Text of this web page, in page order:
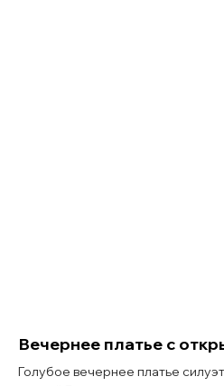
Вечернее платье с
Голубое вечернее платье